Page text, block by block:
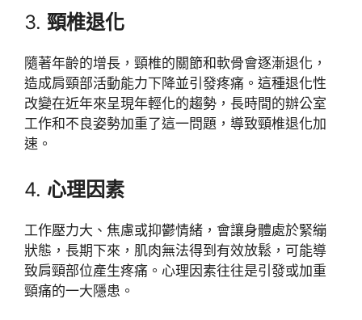
3. 頸椎退化
隨著年齡的增長，頸椎的關節和軟骨會逐漸退化，
造成肩頸部活動能力下降並引發疼痛。這種退化性
改變在近年來呈現年輕化的趨勢，長時間的辦公室
工作和不良姿勢加重了這一問題，導致頸椎退化加
速。
4. 心理因素
工作壓力大、焦慮或抑鬱情緒，會讓身體處於緊繃
狀態，長期下來，肌肉無法得到有效放鬆，可能導
致肩頸部位產生疼痛。心理因素往往是引發或加重
頸痛的一大隱患。